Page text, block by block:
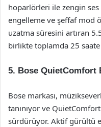
hoparlörleri ile zengin
engelleme ve şeffaf mod
uzatma süresini artıran
birlikte toplamda 25
5. Bose QuietComfort
Bose markası,
tanınıyor ve
sürdürüyor. Aktif gürültü